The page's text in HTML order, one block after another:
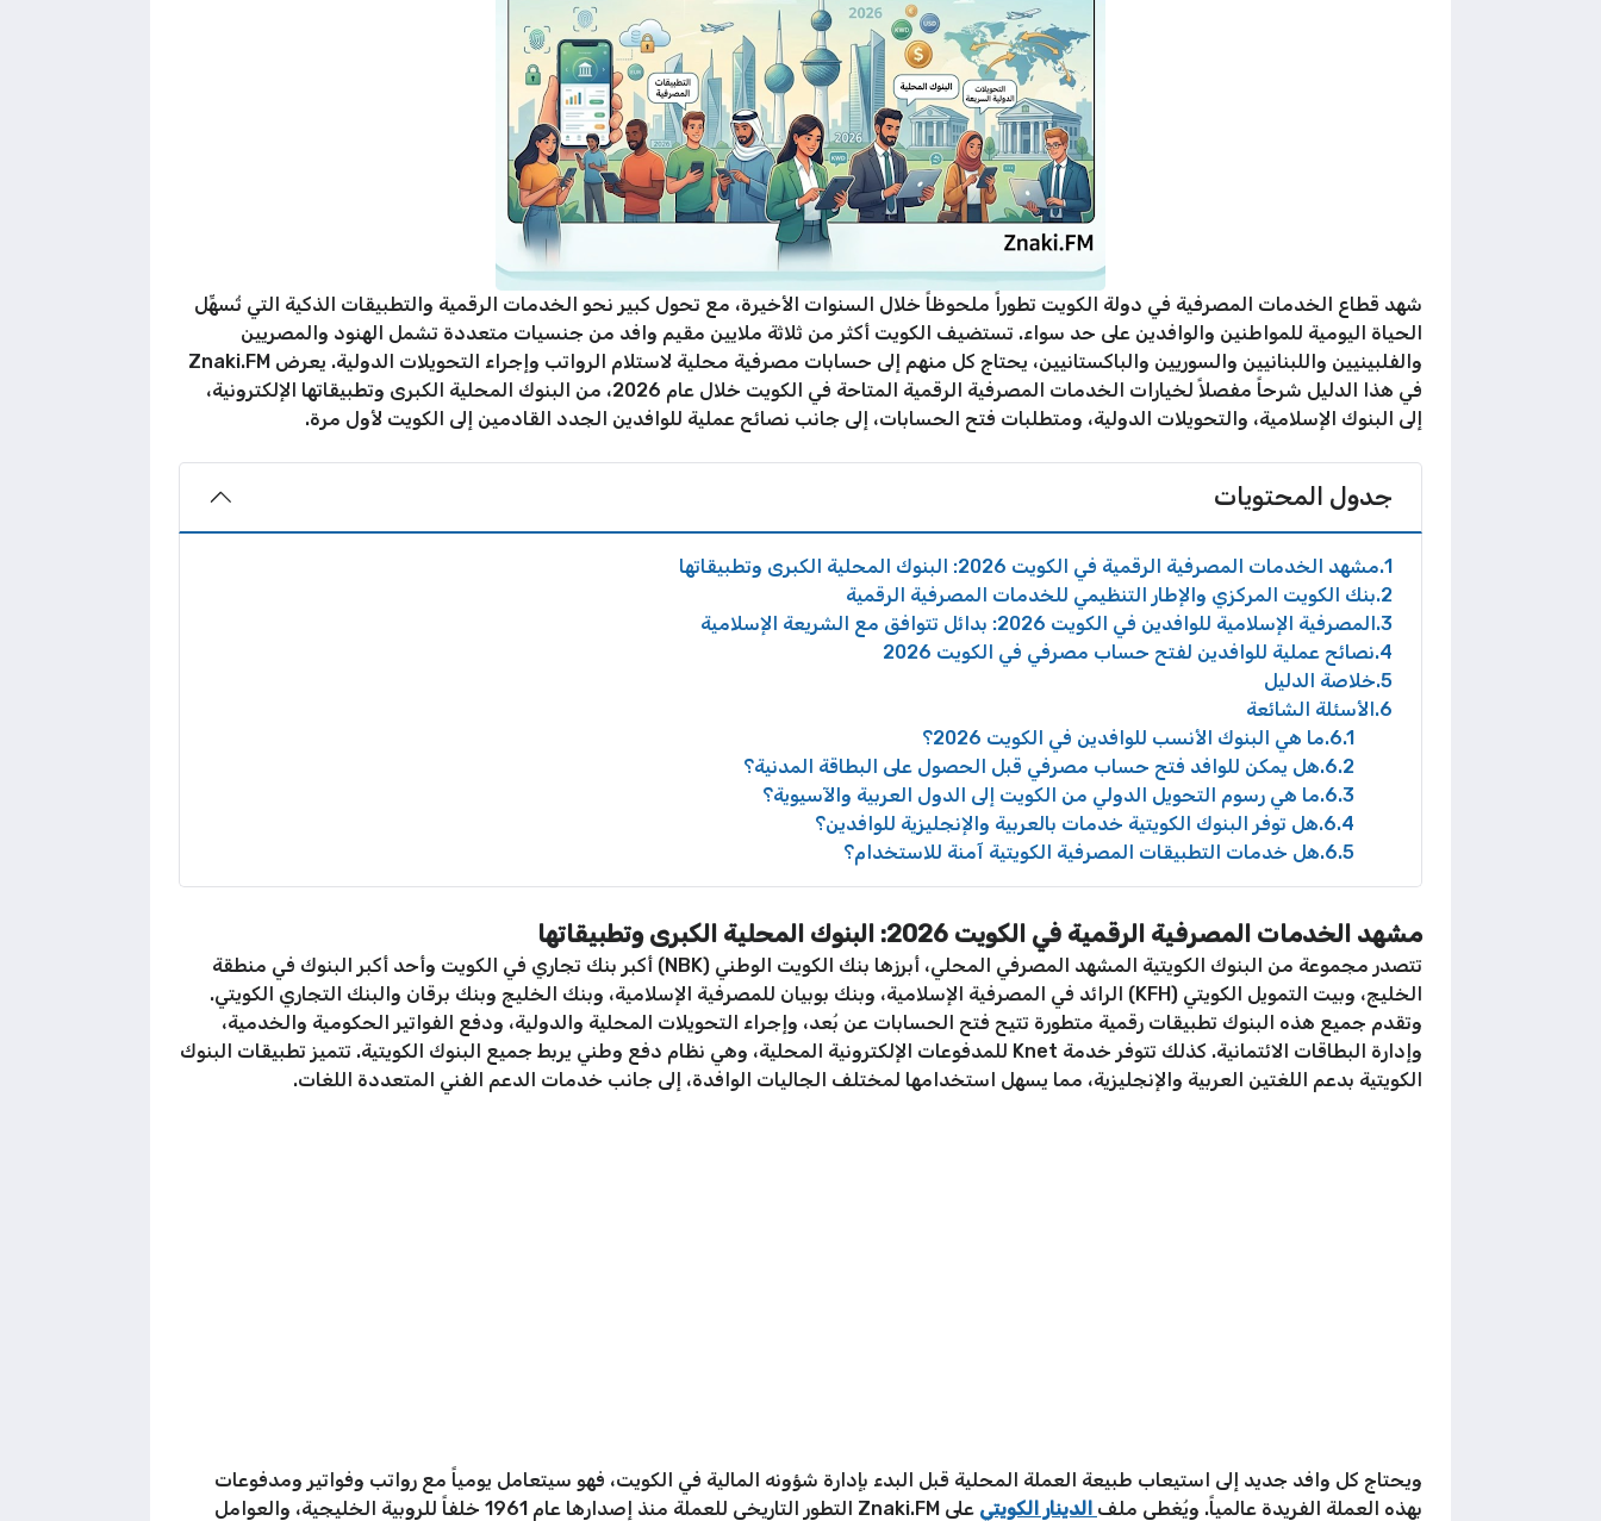
شهد قطاع الخدمات المصرفية في دولة الكويت تطوراً ملحوظاً خلال السنوات الأخيرة، مع تحول كبير نحو الخدمات الرقمية والتطبيقات الذكية التي تُسهِّل
الحياة اليومية للمواطنين والوافدين على حد سواء. تستضيف الكويت أكثر من ثلاثة ملايين مقيم وافد من جنسيات متعددة تشمل الهنود والمصريين
والفلبينيين واللبنانيين والسوريين والباكستانيين، يحتاج كل منهم إلى حسابات مصرفية محلية لاستلام الرواتب وإجراء التحويلات الدولية. يعرض Znaki.FM
في هذا الدليل شرحاً مفصلاً لخيارات الخدمات المصرفية الرقمية المتاحة في الكويت خلال عام 2026، من البنوك المحلية الكبرى وتطبيقاتها الإلكترونية،
إلى البنوك الإسلامية، والتحويلات الدولية، ومتطلبات فتح الحسابات، إلى جانب نصائح عملية للوافدين الجدد القادمين إلى الكويت لأول مرة.
جدول المحتويات
1 مشهد الخدمات المصرفية الرقمية في الكويت 2026: البنوك المحلية الكبرى وتطبيقاتها
2 بنك الكويت المركزي والإطار التنظيمي للخدمات المصرفية الرقمية
3 المصرفية الإسلامية للوافدين في الكويت 2026: بدائل تتوافق مع الشريعة الإسلامية
4 نصائح عملية للوافدين لفتح حساب مصرفي في الكويت 2026
5 خلاصة الدليل
6 الأسئلة الشائعة
6.1 ما هي البنوك الأنسب للوافدين في الكويت 2026؟
6.2 هل يمكن للوافد فتح حساب مصرفي قبل الحصول على البطاقة المدنية؟
6.3 ما هي رسوم التحويل الدولي من الكويت إلى الدول العربية والآسيوية؟
6.4 هل توفر البنوك الكويتية خدمات بالعربية والإنجليزية للوافدين؟
6.5 هل خدمات التطبيقات المصرفية الكويتية آمنة للاستخدام؟
مشهد الخدمات المصرفية الرقمية في الكويت 2026: البنوك المحلية الكبرى وتطبيقاتها
تتصدر مجموعة من البنوك الكويتية المشهد المصرفي المحلي، أبرزها بنك الكويت الوطني (NBK) أكبر بنك تجاري في الكويت وأحد أكبر البنوك في منطقة
الخليج، وبيت التمويل الكويتي (KFH) الرائد في المصرفية الإسلامية، وبنك بوبيان للمصرفية الإسلامية، وبنك الخليج وبنك برقان والبنك التجاري الكويتي.
وتقدم جميع هذه البنوك تطبيقات رقمية متطورة تتيح فتح الحسابات عن بُعد، وإجراء التحويلات المحلية والدولية، ودفع الفواتير الحكومية والخدمية،
وإدارة البطاقات الائتمانية. كذلك تتوفر خدمة Knet للمدفوعات الإلكترونية المحلية، وهي نظام دفع وطني يربط جميع البنوك الكويتية. تتميز تطبيقات البنوك
الكويتية بدعم اللغتين العربية والإنجليزية، مما يسهل استخدامها لمختلف الجاليات الوافدة، إلى جانب خدمات الدعم الفني المتعددة اللغات.
ويحتاج كل وافد جديد إلى استيعاب طبيعة العملة المحلية قبل البدء بإدارة شؤونه المالية في الكويت، فهو سيتعامل يومياً مع رواتب وفواتير ومدفوعات
بهذه العملة الفريدة عالمياً. ويُغطي ملف الدينار الكويتي
على Znaki.FM التطور التاريخي للعملة منذ إصدارها عام 1961 خلفاً للروبية الخليجية، والعوامل